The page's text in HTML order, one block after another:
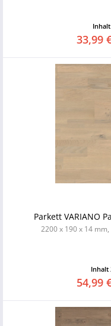
Inhalt
33,99
Parkett VARIANO
2200 x 190 x 14
Inhalt
54,99